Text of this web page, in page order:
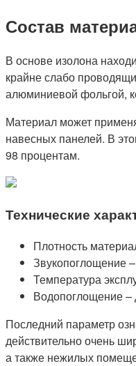
Состав
В основе изолона
крайне слабо
алюминиевой фольгой,
Материал может
навесных панелей. В
98 процентам.
Технические
Плотность
Звукопоглощение
Температура
Водопоглощение –
Последний параметр
действительно очень
а также нежилых